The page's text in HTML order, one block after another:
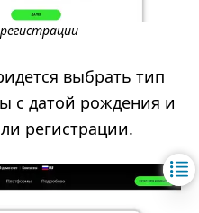
выбрать тип
с датой рождения и
регистрации.